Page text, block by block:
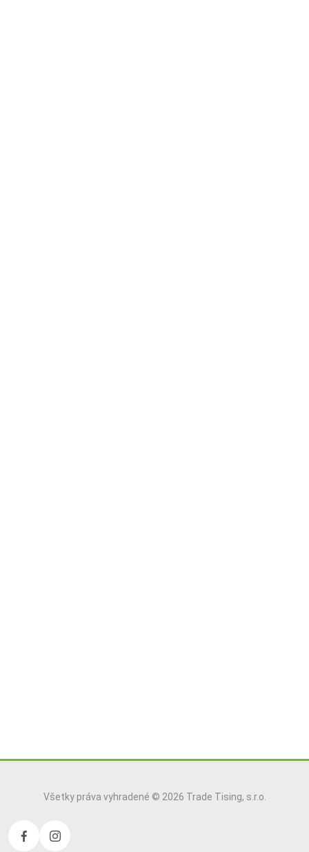
Všetky práva vyhradené © 2026 Trade Tising, s.r.o.